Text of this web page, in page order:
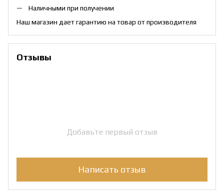
Наличными при получении
Наш магазин дает гарантию на товар от производителя
Отзывы
Добавьте первый отзыв
Написать отзыв